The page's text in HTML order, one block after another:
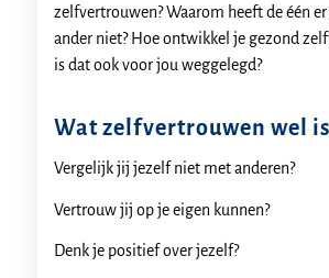
zelfvertrouwen? Waarom heeft de één er
ander niet? Hoe ontwikkel je gezond
is dat ook voor jou weggelegd?
Wat zelfvertrouwen wel is
Vergelijk jij jezelf niet met anderen?
Vertrouw jij op je eigen kunnen?
Denk je positief over jezelf?